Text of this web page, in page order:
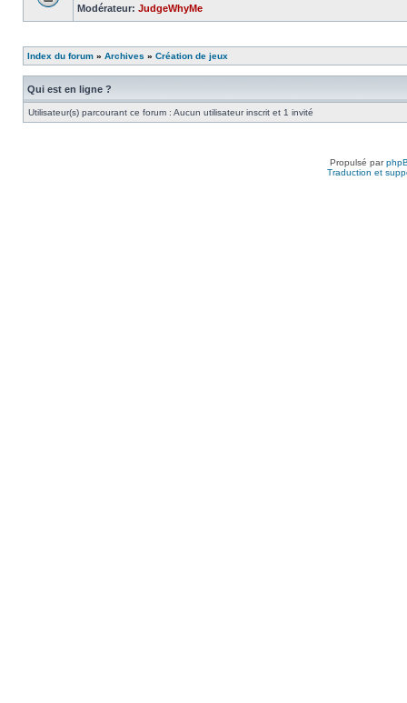
Modérateur: JudgeWhyMe
Index du forum » Archives » Création de jeux
Qui est en ligne ?
Utilisateur(s) parcourant ce forum : Aucun utilisateur inscrit et 1 invité
Propulsé par
Traduction et